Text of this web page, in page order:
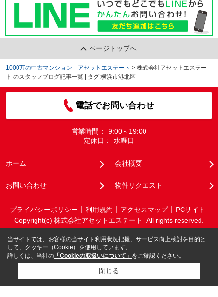
ページトップへ
1000万の中古マンション アセットエステート > 株式会社アセットエステー
ト のスタッフブログ記事一覧 | タグ:横浜市港北区
電話でお問い合わせ
営業時間：
9:00～19:00
定休日：
水曜日
ホーム 会社概要
お問い合わせ 物件リクエスト
プライバシーポリシー 利用規約 アクセスマップ
PCサイト
Copyright(c) 株式会社アセットエステート All rights reserved.
当サイトでは、お客様の当サイト利用状況把握、サービス向上検討を目的と
して、クッキー（Cookie）を使用しています。
詳しくは、当社の 「Cookieの取扱いについて」 をご確認ください。
閉じる